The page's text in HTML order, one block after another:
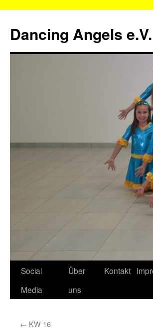
springen
Dancing Angels
Social
Media
Über
uns
Kontakt
← KW 16